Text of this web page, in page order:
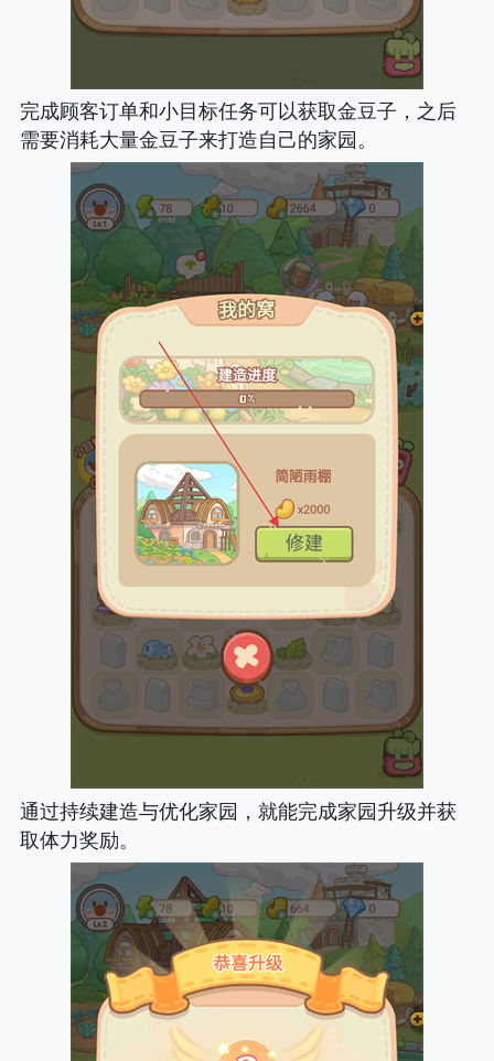
完成顾客订单和小目标任务可以获取金豆子，之后
需要消耗大量金豆子来打造自己的家园。
通过持续建造与优化家园，就能完成家园升级并获
取体力奖励。